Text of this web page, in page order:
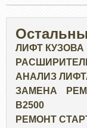
ЛИФТ КУЗОВА
АНАЛИЗ
ЗАМЕНА
B2500
РЕМОНТ